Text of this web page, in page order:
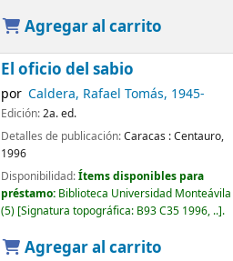
Agregar al carrito
El oficio del sabio
por Caldera, Rafael Tomás, 1945-
Edición:2a. ed.
Detalles de publicación:Caracas :Centauro,
1996
Disponibilidad:Ítems disponibles para
préstamo: Biblioteca Universidad Monteávila
(5) Signatura topográfica: B93 C35 1996, .. .
Agregar al carrito